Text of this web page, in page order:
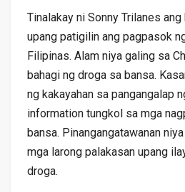
Tinalakay ni Sonny Trilanes
upang patigilin ang pagpasok
Filipinas. Alam niya galing sa
bahagi ng droga sa bansa.
ng kakayahan sa pangangalap
information tungkol sa mga
bansa. Pinangangatawanan
mga larong palakasan upang
droga.